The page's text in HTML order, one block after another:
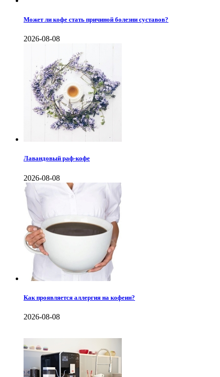
Может ли кофе стать причиной болезни суставов?
2026-08-08
Лавандовый раф-кофе
2026-08-08
Как проявляется аллергия на кофеин?
2026-08-08